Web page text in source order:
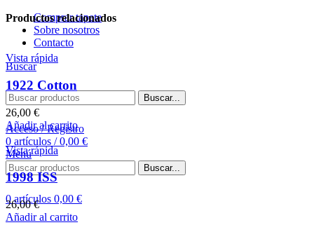
Comprar tapete
Sobre nosotros
Contacto
Buscar
Buscar...
Acceso / Registro
0 artículos / 0,00 €
Menú
Buscar...
0artículos 0,00 €
Productos relacionados
Vista rápida
1922 Cotton
26,00 €
Añadir al carrito
Vista rápida
1998 ISS
26,00€
Añadir al carrito